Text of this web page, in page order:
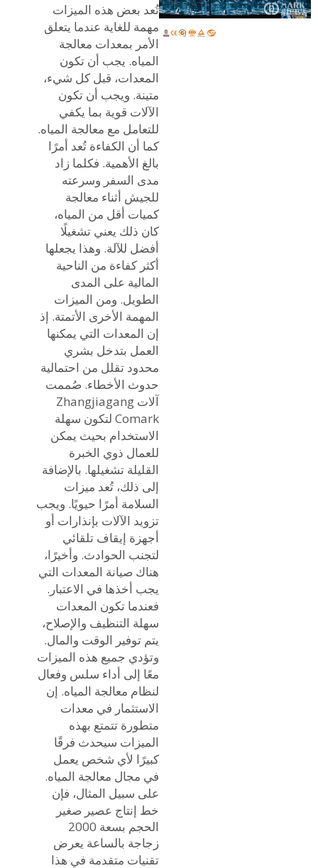
تُعد بعض هذه الميزات
مهمة للغاية عندما يتعلق
الأمر بمعدات معالجة
المياه. يجب أن تكون
المعدات، قبل كل شيء،
متينة. ويجب أن تكون
الآلات قوية بما يكفي
للتعامل مع معالجة المياه.
كما أن الكفاءة تُعد أمرًا
بالغ الأهمية. فكلما زاد
مدى السفر وسرعته
للجيش أثناء معالجة
كميات أقل من المياه،
كان ذلك يعني تشغيلًا
أفضل للآلة. وهذا يجعلها
أكثر كفاءة من الناحية
المالية على المدى
الطويل. ومن الميزات
المهمة الأخرى الأتمتة. إذ
إن المعدات التي يمكنها
العمل بتدخل بشري
محدود تقلل من احتمالية
حدوث الأخطاء. صُممت
آلات Zhangjiagang
Comark لتكون سهلة
الاستخدام بحيث يمكن
للعمال ذوي الخبرة
القليلة تشغيلها. بالإضافة
إلى ذلك، تُعد ميزات
السلامة أمرًا حيويًا. ويجب
تزويد الآلات بإنذارات أو
أجهزة إيقاف تلقائي
لتجنب الحوادث. وأخيرًا،
هناك صيانة المعدات التي
يجب أخذها في الاعتبار.
فعندما تكون المعدات
سهلة التنظيف والإصلاح،
يتم توفير الوقت والمال.
وتؤدي جميع هذه الميزات
معًا إلى أداء سلس وفعال
لنظام معالجة المياه. إن
الاستثمار في معدات
متطورة تتمتع بهذه
الميزات سيحدث فرقًا
كبيرًا لأي شخص يعمل
في مجال معالجة المياه.
على سبيل المثال، فإن
خط إنتاج عصير صغير
الحجم بسعة 2000
زجاجة بالساعةيعرض
تقنيات متقدمة في هذا